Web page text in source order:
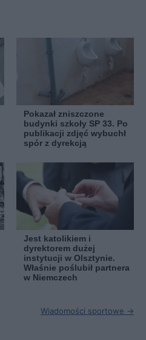
Pokazał zniszczone
budynki szkoły SP 33. Po
publikacji zdjęć wybuchł
spór z dyrekcją
Jest katolikiem i
dyrektorem dużej
instytucji w Olsztynie.
Właśnie poślubił partnera
w Niemczech
Wiadomości sportowe →